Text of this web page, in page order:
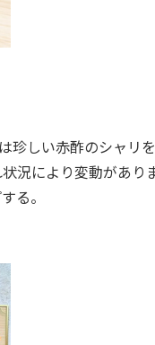
珍しい赤酢のシャリ
況により変動があり
る。